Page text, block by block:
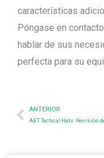
características
Póngase en
hablar de sus
perfecta para su
Prev
ANTERIOR